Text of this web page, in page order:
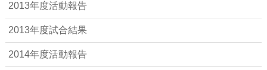
2013年度活動報告
2013年度試合結果
2014年度活動報告